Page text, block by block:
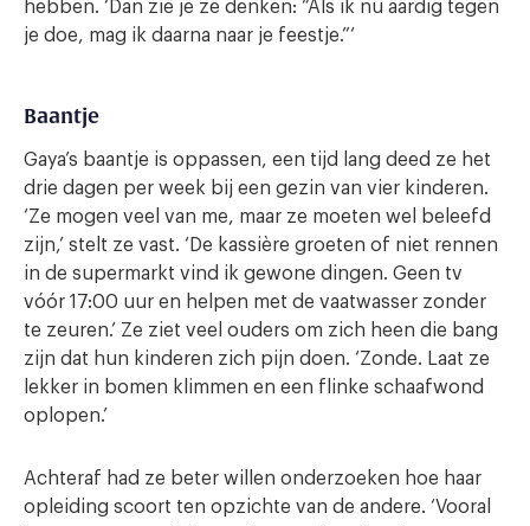
hebben. ‘Dan zie je ze denken: “Als ik nu aardig tegen
je doe, mag ik daarna naar je feestje.”‘
Baantje
Gaya’s baantje is oppassen, een tijd lang deed ze het
drie dagen per week bij een gezin van vier kinderen.
‘Ze mogen veel van me, maar ze moeten wel beleefd
zijn,’ stelt ze vast. ‘De kassière groeten of niet rennen
in de supermarkt vind ik gewone dingen. Geen tv
vóór 17:00 uur en helpen met de vaatwasser zonder
te zeuren.’ Ze ziet veel ouders om zich heen die bang
zijn dat hun kinderen zich pijn doen. ‘Zonde. Laat ze
lekker in bomen klimmen en een flinke schaafwond
oplopen.’
Achteraf had ze beter willen onderzoeken hoe haar
opleiding scoort ten opzichte van de andere. ‘Vooral